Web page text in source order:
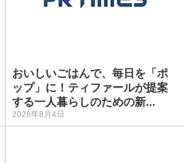
おいしいごはんで、毎日を「ポ
ップ」に！ティファールが提案
する一人暮らしのための新...
2026年8月4日